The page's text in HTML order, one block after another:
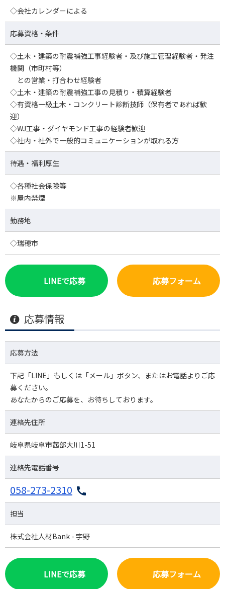
◇会社カレンダーによる
応募資格・条件
◇土木・建築の耐震補強工事経験者・及び施工管理経験者・発注
機関（市町村等）
との営業・打合わせ経験者
◇土木・建築の耐震補強工事の見積り・積算経験者
◇有資格一級土木・コンクリート診断技師（保有者であれば歓
迎）
◇WJ工事・ダイヤモンド工事の経験者歓迎
◇社内・社外で一般的コミュニケーションが取れる方
待遇・福利厚生
◇各種社会保険等
※屋内禁煙
勤務地
◇瑞穂市
LINEで応募 応募フォーム
応募情報
応募方法
下記「LINE」もしくは「メール」ボタン、またはお電話よりご応
募ください。
あなたからのご応募を、お待ちしております。
連絡先住所
岐阜県岐阜市茜部大川1-51
連絡先電話番号
058-273-2310
担当
株式会社人材Bank - 宇野
LINEで応募 応募フォーム